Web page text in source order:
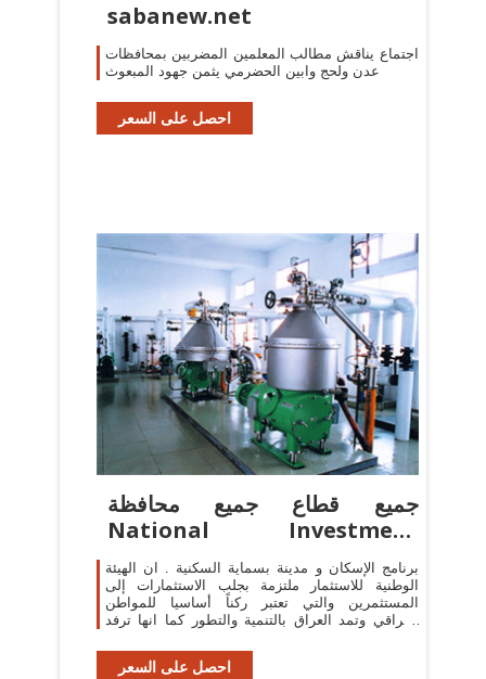
sabanew.net
اجتماع يناقش مطالب المعلمين المضربين بمحافظات
عدن ولحج وابين الحضرمي يثمن جهود المبعوث
احصل على السعر
جميع قطاع جميع محافظة
National Investment
Commission
برنامج الإسكان و مدينة بسماية السكنية . ان الهيئة
الوطنية للاستثمار ملتزمة بجلب الاستثمارات إلى
المستثمرين والتي تعتبر ركناً أساسيا للمواطن
العراقي وتمد العراق بالتنمية والتطور كما انها ترفد
احصل على السعر